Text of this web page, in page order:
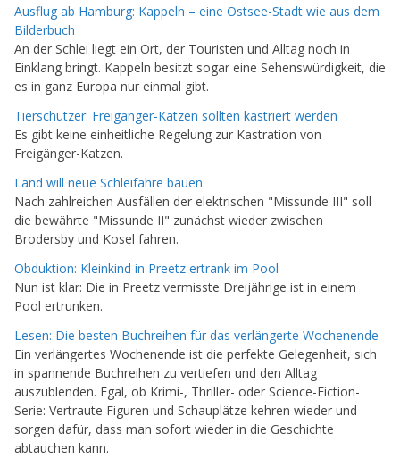
Ausflug ab Hamburg: Kappeln – eine Ostsee-Stadt wie aus dem
Bilderbuch
An der Schlei liegt ein Ort, der Touristen und Alltag noch in
Einklang bringt. Kappeln besitzt sogar eine Sehenswürdigkeit, die
es in ganz Europa nur einmal gibt.
Tierschützer: Freigänger-Katzen sollten kastriert werden
Es gibt keine einheitliche Regelung zur Kastration von
Freigänger-Katzen.
Land will neue Schleifähre bauen
Nach zahlreichen Ausfällen der elektrischen "Missunde III" soll
die bewährte "Missunde II" zunächst wieder zwischen
Brodersby und Kosel fahren.
Obduktion: Kleinkind in Preetz ertrank im Pool
Nun ist klar: Die in Preetz vermisste Dreijährige ist in einem
Pool ertrunken.
Lesen: Die besten Buchreihen für das verlängerte Wochenende
Ein verlängertes Wochenende ist die perfekte Gelegenheit, sich
in spannende Buchreihen zu vertiefen und den Alltag
auszublenden. Egal, ob Krimi-, Thriller- oder Science-Fiction-
Serie: Vertraute Figuren und Schauplätze kehren wieder und
sorgen dafür, dass man sofort wieder in die Geschichte
abtauchen kann.